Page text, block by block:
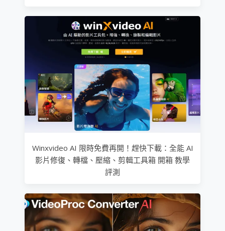
Winxvideo AI 限時免費再開！趕快下載：全能 AI
影片修復、轉檔、壓縮、剪輯工具箱 開箱 教學
評測